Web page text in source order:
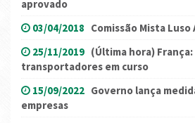
aprovado
03/04/2018 Comissão Mista
25/11/2019 (Última hora)
transportadores em curso
15/09/2022 Governo lança
empresas